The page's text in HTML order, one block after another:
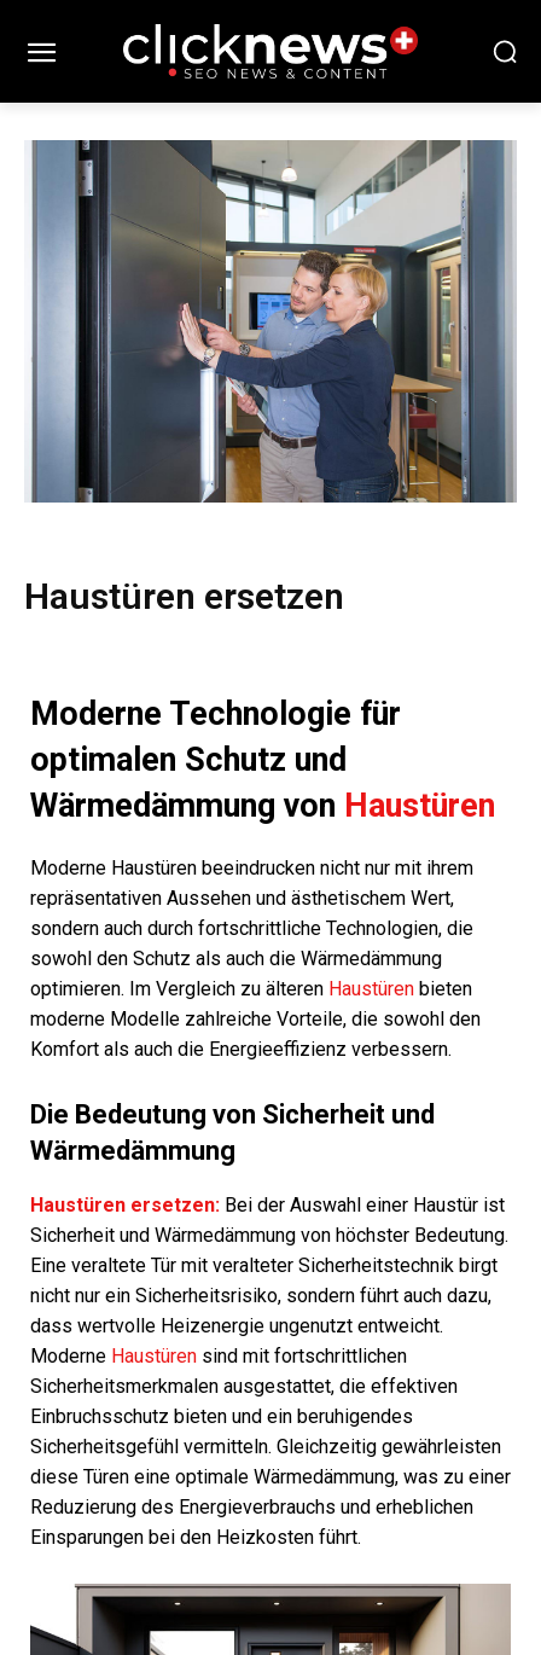
Haustüren ersetzen
Moderne Technologie für
optimalen Schutz und
Wärmedämmung von Haustüren
Moderne Haustüren beeindrucken nicht nur mit ihrem
repräsentativen Aussehen und ästhetischem Wert,
sondern auch durch fortschrittliche Technologien, die
sowohl den Schutz als auch die Wärmedämmung
optimieren. Im Vergleich zu älteren Haustüren bieten
moderne Modelle zahlreiche Vorteile, die sowohl den
Komfort als auch die Energieeffizienz verbessern.
Die Bedeutung von Sicherheit und
Wärmedämmung
Haustüren ersetzen: Bei der Auswahl einer Haustür ist
Sicherheit und Wärmedämmung von höchster Bedeutung.
Eine veraltete Tür mit veralteter Sicherheitstechnik birgt
nicht nur ein Sicherheitsrisiko, sondern führt auch dazu,
dass wertvolle Heizenergie ungenutzt entweicht.
Moderne Haustüren sind mit fortschrittlichen
Sicherheitsmerkmalen ausgestattet, die effektiven
Einbruchsschutz bieten und ein beruhigendes
Sicherheitsgefühl vermitteln. Gleichzeitig gewährleisten
diese Türen eine optimale Wärmedämmung, was zu einer
Reduzierung des Energieverbrauchs und erheblichen
Einsparungen bei den Heizkosten führt.